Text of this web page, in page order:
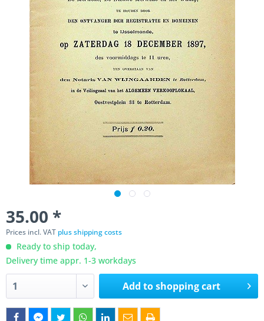
35.00 *
Prices incl. VAT plus shipping costs
Ready to ship today,
Delivery time appr. 1-3 workdays
Add toshopping cart